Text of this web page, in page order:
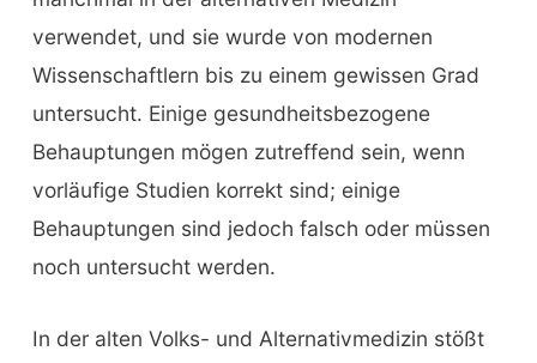
verwendet, und sie wurde von modernen
Wissenschaftlern bis zu einem gewissen Grad
untersucht. Einige gesundheitsbezogene
Behauptungen mögen zutreffend sein, wenn
vorläufige Studien korrekt sind; einige
Behauptungen sind jedoch falsch oder müssen
noch untersucht werden.
In der alten Volks- und Alternativmedizin stößt